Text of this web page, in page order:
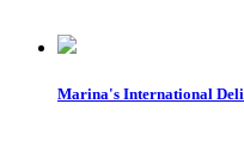
Marina's International Deli